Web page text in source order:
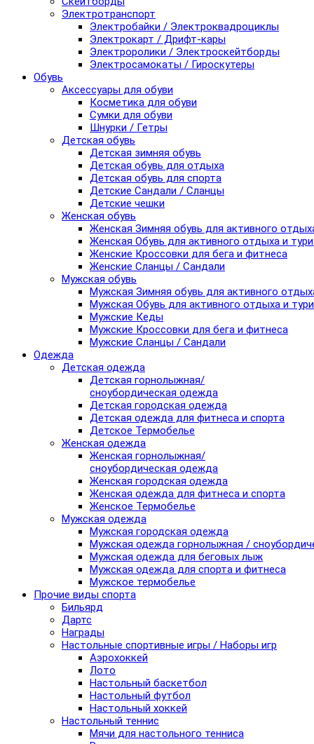
Электротранспорт
Электробайки / Электроквадроциклы
Электрокарт / Дрифт-кары
Электроролики / Электроскейтборды
Электросамокаты / Гироскутеры
Обувь
Аксессуары для обуви
Косметика для обуви
Сумки для обуви
Шнурки / Гетры
Детская обувь
Детская зимняя обувь
Детская обувь для отдыха
Детская обувь для спорта
Детские Сандали / Сланцы
Детские чешки
Женская обувь
Женская Зимняя обувь для активного
Женская Обувь для активного отдыха и
Женские Кроссовки для бега и фитнеса
Женские Сланцы / Сандали
Мужская обувь
Мужская Зимняя обувь для активного
Мужская Обувь для активного отдыха и
Мужские Кеды
Мужские Кроссовки для бега и фитнеса
Мужские Сланцы / Сандали
Одежда
Детская одежда
Детская горнолыжная/
сноубордическая одежда
Детская городская одежда
Детская одежда для фитнеса и спорта
Детское Термобелье
Женская одежда
Женская горнолыжная/
сноубордическая одежда
Женская городская одежда
Женская одежда для фитнеса и спорта
Женское Термобелье
Мужская одежда
Мужская городская одежда
Мужская одежда горнолыжная /
Мужская одежда для беговых лыж
Мужская одежда для спорта и фитнеса
Мужское термобелье
Прочие виды спорта
Бильярд
Дартс
Награды
Настольные спортивные игры / Наборы игр
Аэрохоккей
Лото
Настольный баскетбол
Настольный футбол
Настольный хоккей
Настольный теннис
Мячи для настольного тенниса